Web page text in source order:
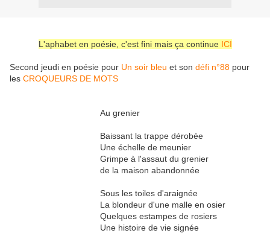
L'aphabet en poésie, c'est fini mais ça continue ICI
Second jeudi en poésie pour Un soir bleu et son défi n°88 pour
les CROQUEURS DE MOTS
Au grenier
Baissant la trappe dérobée
Une échelle de meunier
Grimpe à l'assaut du grenier
de la maison abandonnée
Sous les toiles d'araignée
La blondeur d'une malle en osier
Quelques estampes de rosiers
Une histoire de vie signée